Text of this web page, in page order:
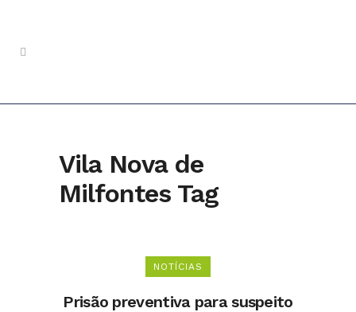
Vila Nova de
Milfontes Tag
NOTÍCIAS
Prisão preventiva para suspeito